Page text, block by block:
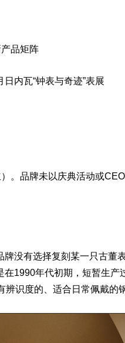
品矩阵
内瓦“钟表与奇迹”表展
。品牌未以庆典活动或
没有选择复刻某一只古董
1990年代初期，短暂生产
识度的、适合日常佩戴的